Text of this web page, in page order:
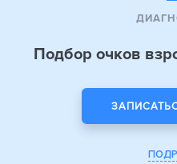
Подбор очков